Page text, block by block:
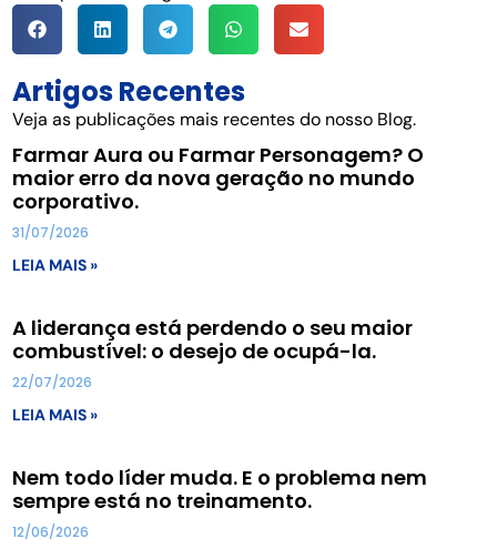
Artigos Recentes
Veja as publicações mais recentes do nosso Blog.
Farmar Aura ou Farmar Personagem? O
maior erro da nova geração no mundo
corporativo.
31/07/2026
LEIA MAIS »
A liderança está perdendo o seu maior
combustível: o desejo de ocupá-la.
22/07/2026
LEIA MAIS »
Nem todo líder muda. E o problema nem
sempre está no treinamento.
12/06/2026